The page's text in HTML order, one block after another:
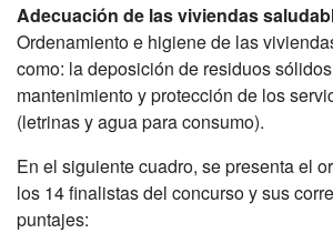
Adecuación de las viviendas
Ordenamiento e higiene de las
como: la deposición de residuos
mantenimiento y protección de los
(letrinas y agua para consumo).
En el siguiente cuadro, se presenta el
los 14 finalistas del concurso y sus
puntajes: